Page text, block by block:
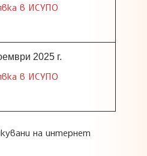
в ИСУПО
2025 г.
в ИСУПО
на интернет